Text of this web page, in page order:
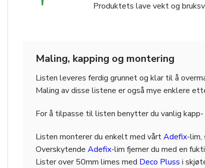
Produktets lave vekt og
Maling, kapping og montering
Listen leveres ferdig grunnet og klar til å
Maling av disse listene er også mye enklere
For å tilpasse til listen benytter du vanlig
Listen monterer du enkelt med vårtAdefix-lim,
Overskytende Adefix-lim fjerner du med en
Lister over 50mm limes med Deco Pluss i